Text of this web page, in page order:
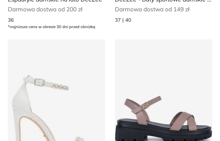
Darmowa dostwa od 200 zł
36
*najniższa cena w okresie 30 dni przed obniżką
Darmowa dostwa od 149 zł
37 | 40